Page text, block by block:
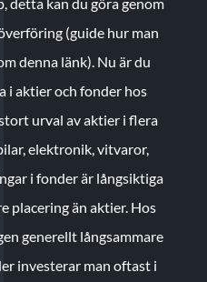
(guide hur man
denna länk). Nu är du
i aktier och fonder hos
urval av aktier i flera
elektronik, vitvaror,
i fonder är långsiktiga
placering än aktier. Hos
generellt långsammare
investerar man oftast i